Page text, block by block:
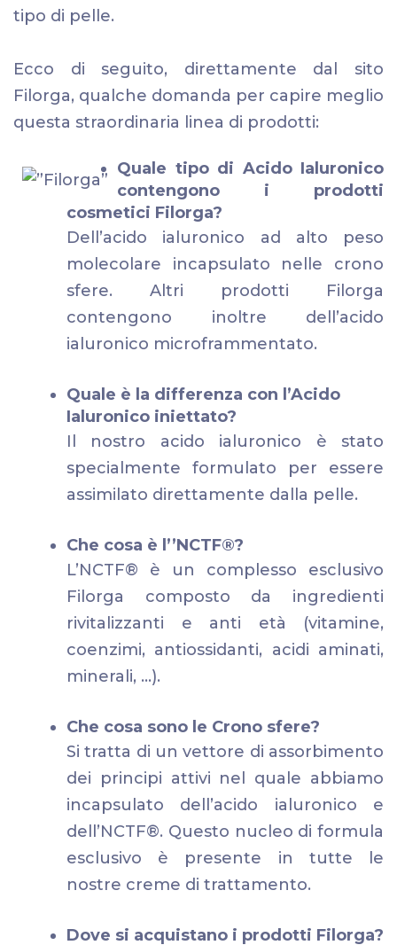
tipo di pelle.
Ecco di seguito, direttamente dal sito
Filorga, qualche domanda per capire meglio
questa straordinaria linea di prodotti:
Quale tipo di Acido Ialuronico
contengono i prodotti
cosmetici Filorga?
Dell’acido ialuronico ad alto peso
molecolare incapsulato nelle crono
sfere. Altri prodotti Filorga
contengono inoltre dell’acido
ialuronico microframmentato.
Quale è la differenza con l’Acido
Ialuronico iniettato?
Il nostro acido ialuronico è stato
specialmente formulato per essere
assimilato direttamente dalla pelle.
Che cosa è l’’NCTF®?
L’NCTF® è un complesso esclusivo
Filorga composto da ingredienti
rivitalizzanti e anti età (vitamine,
coenzimi, antiossidanti, acidi aminati,
minerali, …).
Che cosa sono le Crono sfere?
Si tratta di un vettore di assorbimento
dei principi attivi nel quale abbiamo
incapsulato dell’acido ialuronico e
dell’NCTF®. Questo nucleo di formula
esclusivo è presente in tutte le
nostre creme di trattamento.
Dove si acquistano i prodotti Filorga?